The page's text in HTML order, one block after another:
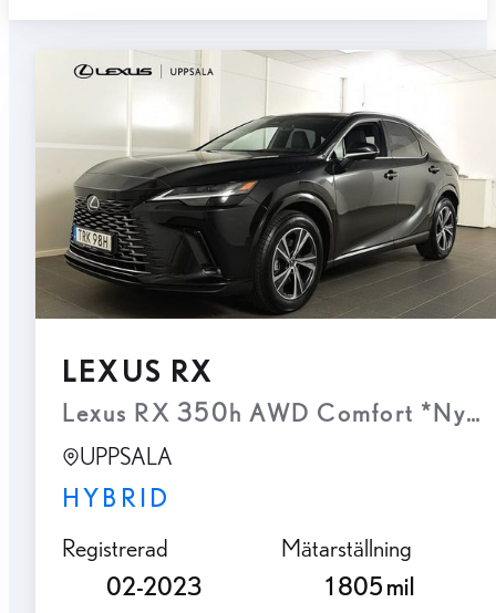
LEXUS RX
Lexus RX 350h AWD Comfort *Nya
UPPSALA
HYBRID
Registrerad
02-2023
Mätarställning
1 805 mil